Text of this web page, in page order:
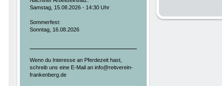
Samstag, 15.08.2026 - 14:30 Uhr
Sommerfest:
Sonntag, 16.08.2026
Wenn du Interesse an Pferdezeit hast,
schreib uns eine E-Mail an info@reitverein-
frankenberg.de